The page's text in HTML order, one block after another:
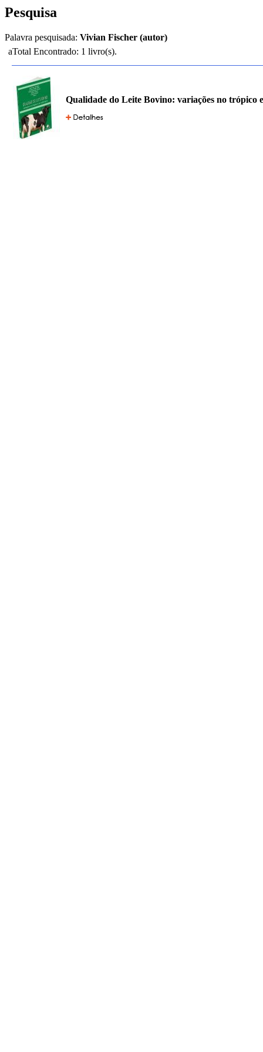
Pesquisa
Palavra pesquisada: Vivian Fischer (autor)
aTotal Encontrado: 1 livro(s).
Qualidade do Leite Bovino: variações no trópico